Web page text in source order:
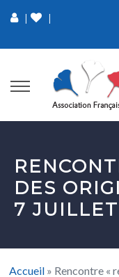
| |
DES
7
Accueil » Rencontre «